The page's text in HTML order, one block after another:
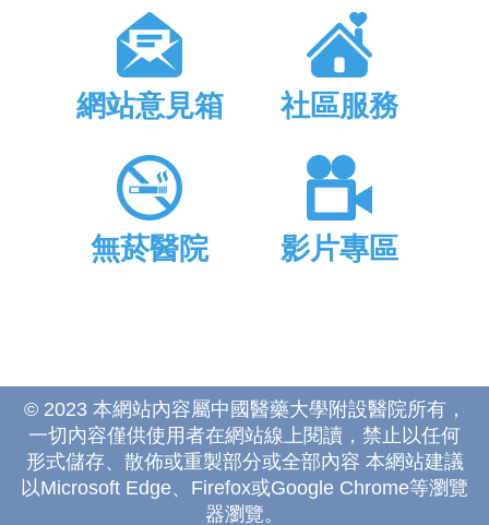
網站意見箱 社區服務
無菸醫院 影片專區
© 2023 本網站內容屬中國醫藥大學附設醫院所有，
一切內容僅供使用者在網站線上閱讀，禁止以任何
形式儲存、散佈或重製部分或全部內容 本網站建議
以Microsoft Edge、Firefox或Google Chrome等瀏覽
器瀏覽。